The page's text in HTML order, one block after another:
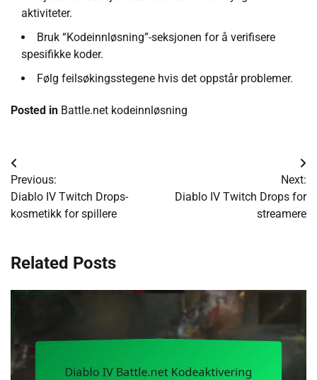
aktiviteter.
Bruk “Kodeinnløsning”-seksjonen for å verifisere
spesifikke koder.
Følg feilsøkingsstegene hvis det oppstår problemer.
Posted in Battle.net kodeinnløsning
Post
navigation
Previous:
Diablo IV Twitch Drops-
kosmetikk for spillere
Next:
Diablo IV Twitch Drops for
streamere
Related Posts